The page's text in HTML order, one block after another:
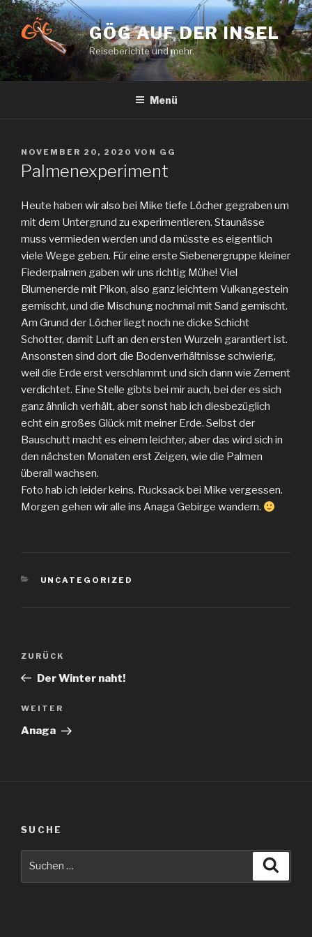
Zum
Inhalt
springen
GÖG AUF DER INSEL
Reiseberichte und mehr.
Menü
VERÖFFENTLICHT
AM
NOVEMBER 20, 2020 VON GG
Palmenexperiment
Heute haben wir also bei Mike tiefe Löcher gegraben um
mit dem Untergrund zu experimentieren. Staunässe
muss vermieden werden und da müsste es eigentlich
viele Wege geben. Für eine erste Siebenergruppe kleiner
Fiederpalmen gaben wir uns richtig Mühe! Viel
Blumenerde mit Pikon, also ganz leichtem Vulkangestein
gemischt, und die Mischung nochmal mit Sand gemischt.
Am Grund der Löcher liegt noch ne dicke Schicht
Schotter, damit Luft an den ersten Wurzeln garantiert ist.
Ansonsten sind dort die Bodenverhältnisse schwierig,
weil die Erde erst verschlammt und sich dann wie Zement
verdichtet. Eine Stelle gibts bei mir auch, bei der es sich
ganz ähnlich verhält, aber sonst hab ich diesbezüglich
echt ein großes Glück mit meiner Erde. Selbst der
Bauschutt macht es einem leichter, aber das wird sich in
den nächsten Monaten erst Zeigen, wie die Palmen
überall wachsen.
Foto hab ich leider keins. Rucksack bei Mike vergessen.
Morgen gehen wir alle ins Anaga Gebirge wandern.
KATEGORIEN
UNCATEGORIZED
Beitragsnavigation
Vorheriger
Beitrag
ZURÜCK
Der Winter naht!
Nächster
Beitrag
WEITER
Anaga
SUCHE